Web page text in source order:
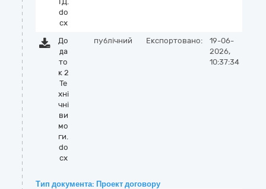
do
cx
До
да
то
к 2
Те
хні
чні
ви
мо
ги.
do
cx
публічний Експортовано:
19-06-
2026,
10:37:34
Тип документа: Проект договору